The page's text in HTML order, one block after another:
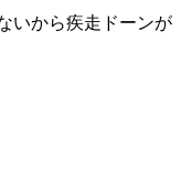
いから疾走ドーンが